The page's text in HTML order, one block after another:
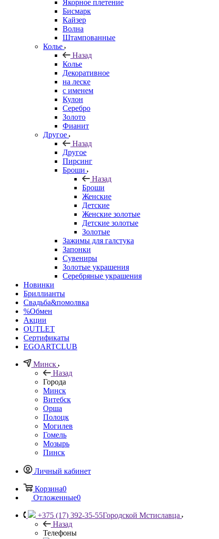
Якорное плетение
Бисмарк
Кайзер
Волна
Штампованные
Колье
Назад
Колье
Декоративное
на леске
с именем
Кулон
Серебро
Золото
Фианит
Другое
Назад
Другое
Пирсинг
Броши
Назад
Броши
Женские
Детские
Женские золотые
Детские золотые
Золотые
Зажимы для галстука
Запонки
Сувениры
Золотые украшения
Серебряные украшения
Новинки
Бриллианты
Свадьба&помолвка
%Обмен
Акции
OUTLET
Сертификаты
EGOARTCLUB
Минск
Назад
Города
Минск
Витебск
Орша
Полоцк
Могилев
Гомель
Мозырь
Пинск
Личный кабинет
Корзина0
Отложенные0
+375 (17) 392-35-55Городской Мстиславца
Назад
Телефоны